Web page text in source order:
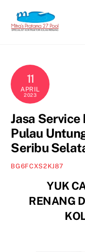
content
11
APRIL
2023
Jasa Service
Pulau
Seribu
BG6FCXS2KJ87
YUK
RENANG